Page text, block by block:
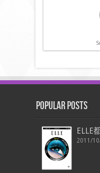
Popular Posts
ELLE
2011/